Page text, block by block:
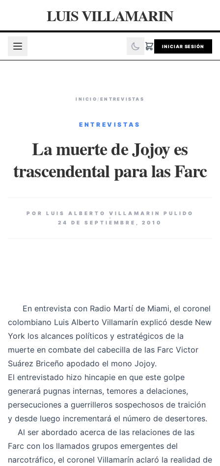
LUIS VILLAMARIN
INICIAR SESIÓN
INICIO / ENTREVISTAS
ENTREVISTAS
La muerte de Jojoy es
trascendental para las Farc
POR LUIS ALBERTO VILLAMARIN PULIDO
24 DE SEPTIEMBRE, 2010
En entrevista con Radio Martí de Miami, el coronel
colombiano Luis Alberto Villamarín explicó desde New
York los alcances políticos y estratégicos de la
muerte en combate del cabecilla de las Farc Victor
Suárez Briceño apodado el mono Jojoy.
El entrevistado hizo hincapie en que este golpe
generará pugnas internas, temores a delaciones,
persecuciones a guerrilleros sospechosos de traición
y desde luego incrementará el número de desertores.
Al ser abordado acerca de las relaciones de las
Farc con los llamados grupos emergentes del
narcotráfico, el coronel Villamarín aclaró la realidad de